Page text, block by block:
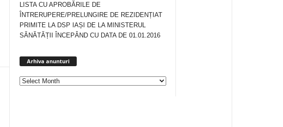
LISTA CU APROBĂRILE DE
ÎNTRERUPERE/PRELUNGIRE DE REZIDENȚIAT
PRIMITE LA DSP IAȘI DE LA MINISTERUL
SĂNĂTĂȚII ÎNCEPÂND CU DATA DE 01.01.2016
Arhiva anunturi